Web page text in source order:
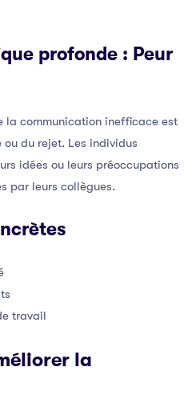
profonde : Peur
la communication inefficace est
du rejet. Les individus
idées ou leurs préoccupations
par leurs collègues.
travail
la